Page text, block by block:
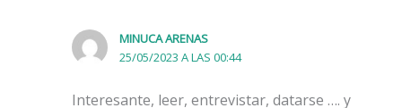
MINUCA ARENAS
25/05/2023 A LAS 00:44
Interesante, leer, entrevistar, datarse …. y